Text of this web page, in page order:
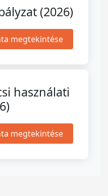
(2026)
megtekintése
használati
megtekintése